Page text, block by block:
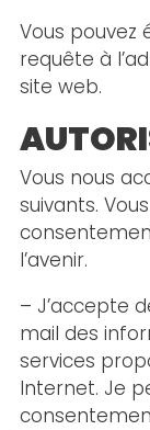
Vous
requête à
site web.
Vous nous
suivants.
l’avenir.
– J’accepte
mail des
services
Internet. Je